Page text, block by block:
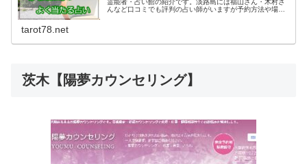
霊能者・占い館の紹介です。淡路島には福山さん・木村さ
んなど口コミでも評判の占い師がいますが予約方法や場所
tarot78.net
茨木【陽夢カウンセリング】